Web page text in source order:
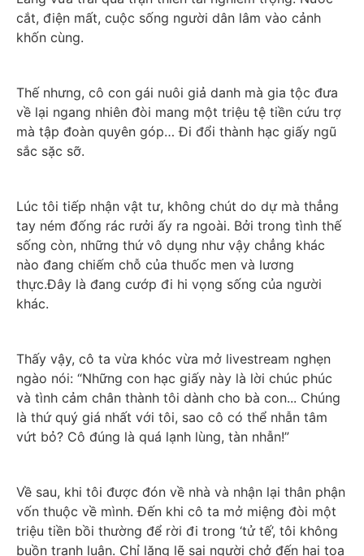
cắt, điện mất, cuộc sống người dân lâm vào cảnh
khốn cùng.
Thế nhưng, cô con gái nuôi giả danh mà gia tộc đưa
về lại ngang nhiên đòi mang một triệu tệ tiền cứu trợ
mà tập đoàn quyên góp… Đi đổi thành hạc giấy ngũ
sắc sặc sỡ.
Lúc tôi tiếp nhận vật tư, không chút do dự mà thẳng
tay ném đống rác rưởi ấy ra ngoài. Bởi trong tình thế
sống còn, những thứ vô dụng như vậy chẳng khác
nào đang chiếm chỗ của thuốc men và lương
thực.Đây là đang cướp đi hi vọng sống của người
khác.
Thấy vậy, cô ta vừa khóc vừa mở livestream nghẹn
ngào nói: “Những con hạc giấy này là lời chúc phúc
và tình cảm chân thành tôi dành cho bà con... Chúng
là thứ quý giá nhất với tôi, sao cô có thể nhẫn tâm
vứt bỏ? Cô đúng là quá lạnh lùng, tàn nhẫn!”
Về sau, khi tôi được đón về nhà và nhận lại thân phận
vốn thuộc về mình. Đến khi cô ta mở miệng đòi một
triệu tiền bồi thường để rời đi trong ‘tử tế’, tôi không
buồn tranh luận. Chỉ lặng lẽ sai người chở đến hai toa